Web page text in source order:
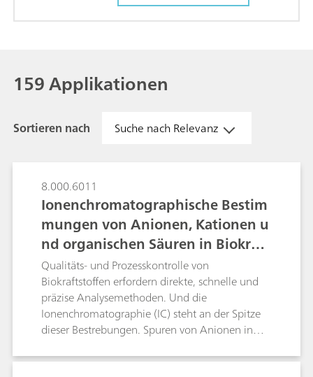
159 Applikationen
Sortieren nach Suche nach Relevanz
8.000.6011
Ionenchromatographische Bestim
mungen von Anionen, Kationen u
nd organischen Säuren in Biokraft
stoffen
Qualitäts- und Prozesskontrolle von
Biokraftstoffen erfordern direkte, schnelle und
präzise Analysemethoden. Und die
Ionenchromatographie (IC) steht an der Spitze
dieser Bestrebungen. Spuren von Anionen in
ppb-Bereich nach der Inline-Matrixeliminierung